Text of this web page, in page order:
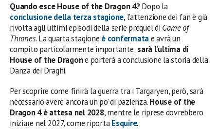
Quando esce House of the Dragon 4?Dopo la
conclusione della terza stagione, l’attenzione dei fan è già
rivolta agli ultimi episodi della serie prequel di Game of
Thrones. La quarta stagione è confermatae avrà un
compito particolarmente importante: sarà l’ultima di
House of the Dragone porterà a conclusione la storia della
Danza dei Draghi.
Per scoprire come finirà la guerra tra i Targaryen, però, sarà
necessario avere ancora un po’ di pazienza.House of the
Dragon 4 è attesa nel 2028, mentre le riprese dovrebbero
iniziare nel 2027, come riportaEsquire.